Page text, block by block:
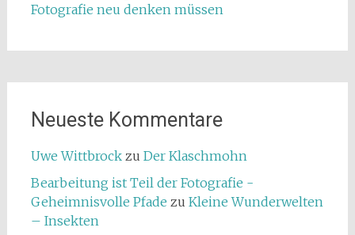
Fotografie neu denken müssen
Neueste Kommentare
Uwe Wittbrockzu Der Klaschmohn
Bearbeitung ist Teil der Fotografie -
Geheimnisvolle Pfade zu Kleine Wunderwelten
– Insekten